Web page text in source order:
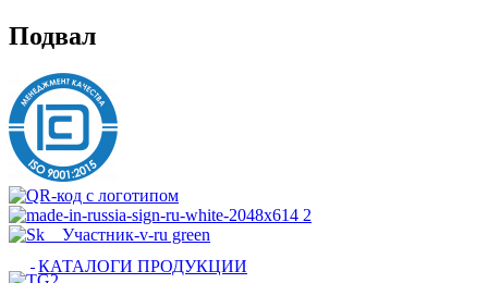
Подвал
КАТАЛОГИ ПРОДУКЦИИ